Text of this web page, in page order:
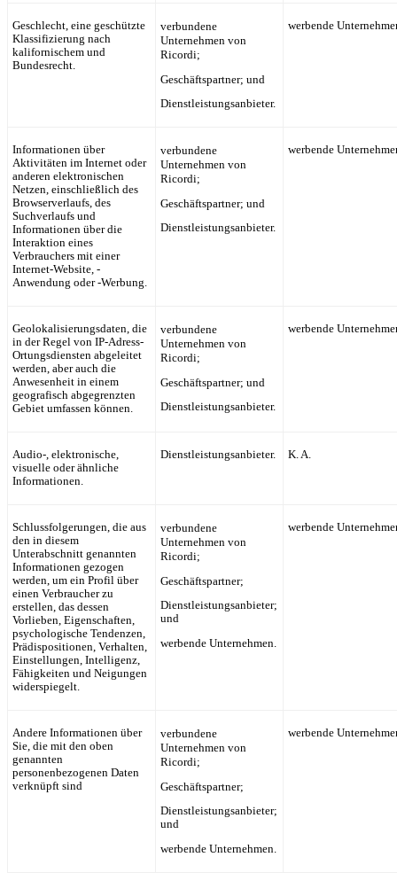
Geschlecht, eine geschützte
Klassifizierung nach
kalifornischem und
Bundesrecht.
verbundene
Unternehmen von
Ricordi;
Geschäftspartner; und
Dienstleistungsanbieter.
werbende
Informationen über
Aktivitäten im Internet oder
anderen elektronischen
Netzen, einschließlich des
Browserverlaufs, des
Suchverlaufs und
Informationen über die
Interaktion eines
Verbrauchers mit einer
Internet-Website, -
Anwendung oder -Werbung.
verbundene
Unternehmen von
Ricordi;
Geschäftspartner; und
Dienstleistungsanbieter.
werbende
Geolokalisierungsdaten, die
in der Regel von IP-Adress-
Ortungsdiensten abgeleitet
werden, aber auch die
Anwesenheit in einem
geografisch abgegrenzten
Gebiet umfassen können.
verbundene
Unternehmen von
Ricordi;
Geschäftspartner; und
Dienstleistungsanbieter.
werbende
Audio-, elektronische,
visuelle oder ähnliche
Informationen.
Dienstleistungsanbieter. K. A.
Schlussfolgerungen, die aus
den in diesem
Unterabschnitt genannten
Informationen gezogen
werden, um ein Profil über
einen Verbraucher zu
erstellen, das dessen
Vorlieben, Eigenschaften,
psychologische Tendenzen,
Prädispositionen, Verhalten,
Einstellungen, Intelligenz,
Fähigkeiten und Neigungen
widerspiegelt.
verbundene
Unternehmen von
Ricordi;
Geschäftspartner;
Dienstleistungsanbieter;
und
werbende Unternehmen.
werbende
Andere Informationen über
Sie, die mit den oben
genannten
personenbezogenen Daten
verknüpft sind
verbundene
Unternehmen von
Ricordi;
Geschäftspartner;
Dienstleistungsanbieter;
und
werbende Unternehmen.
werbende